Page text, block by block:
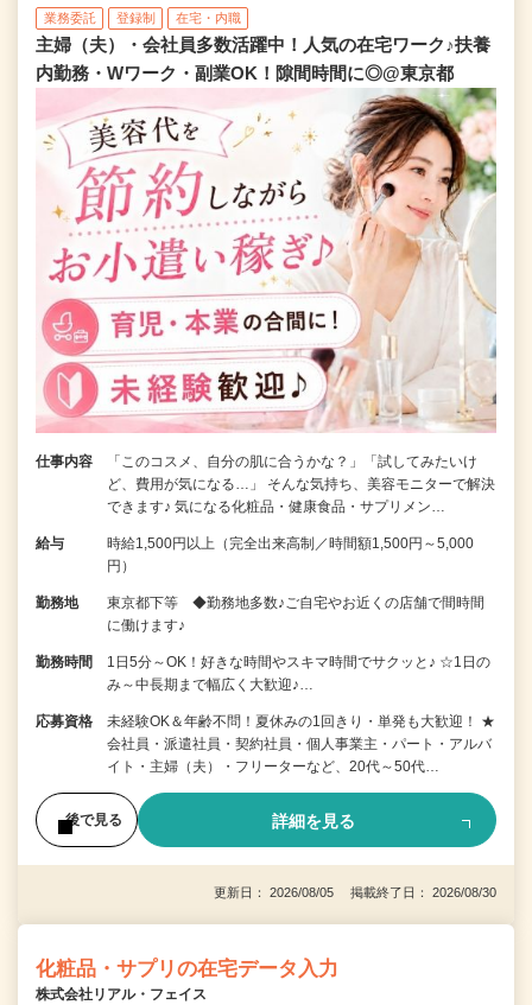
業務委託 登録制 在宅・内職
主婦（夫）・会社員多数活躍中！人気の在宅ワーク♪扶養
内勤務・Wワーク・副業OK！隙間時間に◎@東京都
仕事内容
「このコスメ、自分の肌に合うかな？」「試してみたいけ
ど、費用が気になる…」 そんな気持ち、美容モニターで解決
できます♪ 気になる化粧品・健康食品・サプリメン…
給与
時給1,500円以上（完全出来高制／時間額1,500円～5,000
円）
勤務地
東京都下等 ◆勤務地多数♪ご自宅やお近くの店舗で間時間
に働けます♪
勤務時間
1日5分～OK！好きな時間やスキマ時間でサクッと♪ ☆1日の
み～中長期まで幅広く大歓迎♪…
応募資格
未経験OK＆年齢不問！夏休みの1回きり・単発も大歓迎！ ★
会社員・派遣社員・契約社員・個人事業主・パート・アルバ
イト・主婦（夫）・フリーターなど、20代～50代…
後で見る 詳細を見る
更新日： 2026/08/05 掲載終了日： 2026/08/30
化粧品・サプリの在宅データ入力
株式会社リアル・フェイス